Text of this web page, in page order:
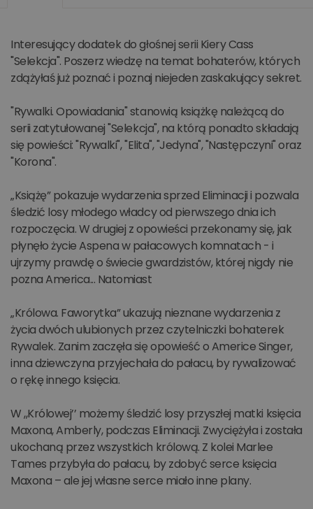
Interesujący dodatek do głośnej serii Kiery Cass
"Selekcja". Poszerz wiedzę na temat bohaterów, których
zdążyłaś już poznać i poznaj niejeden zaskakujący sekret.
"Rywalki. Opowiadania" stanowią książkę należącą do
serii zatytułowanej "Selekcja", na którą ponadto składają
się powieści: "Rywalki", "Elita", "Jedyna", "Następczyni" oraz
"Korona".
„Książę” pokazuje wydarzenia sprzed Eliminacji i pozwala
śledzić losy młodego władcy od pierwszego dnia ich
rozpoczęcia. W drugiej z opowieści przekonamy się, jak
płynęło życie Aspena w pałacowych komnatach - i
ujrzymy prawdę o świecie gwardzistów, której nigdy nie
pozna America... Natomiast
„Królowa. Faworytka” ukazują nieznane wydarzenia z
życia dwóch ulubionych przez czytelniczki bohaterek
Rywalek. Zanim zaczęła się opowieść o Americe Singer,
inna dziewczyna przyjechała do pałacu, by rywalizować
o rękę innego księcia.
W ,,Królowej’’ możemy śledzić losy przyszłej matki księcia
Maxona, Amberly, podczas Eliminacji. Zwyciężyła i została
ukochaną przez wszystkich królową. Z kolei Marlee
Tames przybyła do pałacu, by zdobyć serce księcia
Maxona – ale jej własne serce miało inne plany.